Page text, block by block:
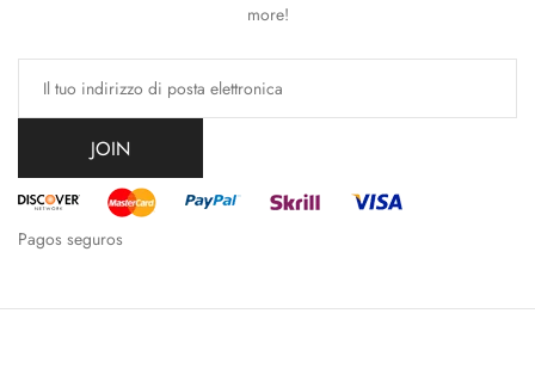
more!
JOIN
Pagos seguros